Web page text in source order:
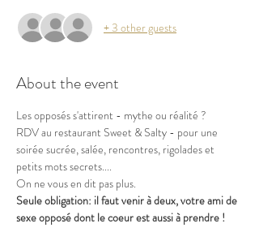
+ 3 other guests
About the event
Les opposés s'attirent - mythe ou réalité ?
RDV au restaurant Sweet & Salty - pour une
soirée sucrée, salée, rencontres, rigolades et
petits mots secrets....
On ne vous en dit pas plus.
Seule obligation: il faut venir à deux, votre ami de
sexe opposé dont le coeur est aussi à prendre !